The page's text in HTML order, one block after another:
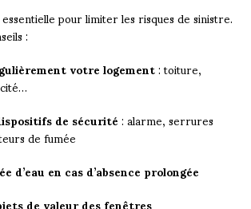
pour limiter les risques de sinistre.
:
votre logement: toiture,
de sécurité: alarme, serrures
de fumée
d’eau en cas d’absence prolongée